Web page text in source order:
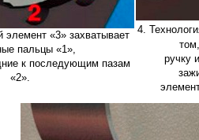
элемент «3» захватывает
пальцы «1»,
к последующим пазам
«2».
4.
ручку